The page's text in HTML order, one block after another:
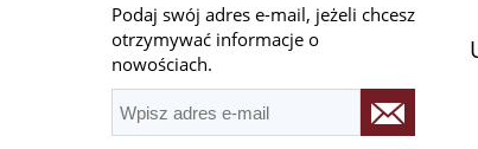
Podaj swój adres e-mail, jeżeli chcesz
otrzymywać informacje o
nowościach.